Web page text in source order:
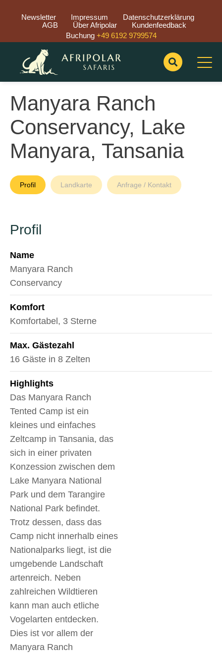
Newsletter Impressum
Datenschutzerklärung
AGB
Über Afripolar
Kundenfeedback
Buchung +49 6192 9799574
Manyara Ranch
Conservancy, Lake
Manyara, Tansania
Profil Landkarte Anfrage / Kontakt
Profil
Name
Manyara Ranch
Conservancy
Komfort
Komfortabel, 3 Sterne
Max. Gästezahl
16 Gäste in 8 Zelten
Highlights
Das Manyara Ranch
Tented Camp ist ein
kleines und einfaches
Zeltcamp in Tansania, das
sich in einer privaten
Konzession zwischen dem
Lake Manyara National
Park und dem Tarangire
National Park befindet.
Trotz dessen, dass das
Camp nicht innerhalb eines
Nationalparks liegt, ist die
umgebende Landschaft
artenreich. Neben
zahlreichen Wildtieren
kann man auch etliche
Vogelarten entdecken.
Dies ist vor allem der
Manyara Ranch